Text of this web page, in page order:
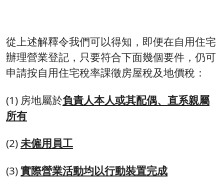
從上述解釋令我們可以得知，即便在自用住宅
辦理營業登記，只要符合下面幾個要件，仍可
申請按自用住宅稅率課徵房屋稅及地價稅：
(1) 房地屬於負責人本人或其配偶、直系親屬
所有
(2)未僱用員工
(3)實際營業活動均以行動裝置完成